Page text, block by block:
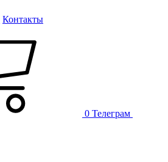
Контакты
0 Телеграм